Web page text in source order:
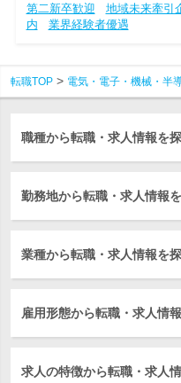
第二新卒歓迎
地域未来牽引
内
業界経験者優遇
転職TOP 電気・電子・機械・半
職種から転職・求人情報を
勤務地から転職・求人情報
業種から転職・求人情報を
雇用形態から転職・求人情
求人の特徴から転職・求人